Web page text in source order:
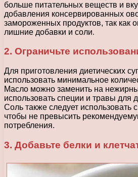
больше питательных веществ и
добавления консервированных
замороженных продуктов, так как
лишние добавки и соли.
2. Ограничьте
Для приготовления диетических
использовать минимальное
Масло можно заменить на
использовать специи и травы для
Соль также следует использовать
чтобы не превысить
потребления.
3. Добавьте белки и